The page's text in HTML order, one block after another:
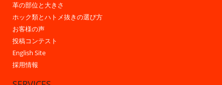
革の部位と大きさ
ホック類とハトメ抜きの選び方
お客様の声
投稿コンテスト
English Site
採用情報